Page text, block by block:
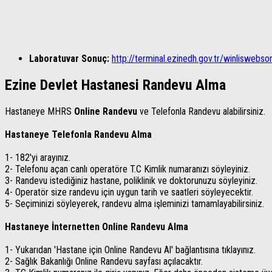
Laboratuvar Sonuç: http://terminal.ezinedh.gov.tr/
Ezine Devlet Hastanesi Randevu Alma
Hastaneye MHRS Online Randevu ve Telefonla Randevu alabilirsiniz.
Hastaneye Telefonla Randevu Alma
1- 182'yi arayınız.
2- Telefonu açan canlı operatöre T.C Kimlik numaranızı söyleyiniz.
3- Randevu istediğiniz hastane, poliklinik ve doktorunuzu söyleyiniz.
4- Operatör size randevu için uygun tarih ve saatleri söyleyecektir.
5- Seçiminizi söyleyerek, randevu alma işleminizi tamamlayabilirsiniz.
Hastaneye İnternetten Online Randevu Alma
1- Yukarıdan 'Hastane için Online Randevu Al' bağlantısına tıklayınız.
2- Sağlık Bakanlığı Online Randevu sayfası açılacaktır.